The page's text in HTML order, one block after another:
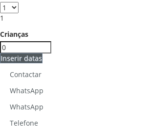
1
Crianças
Inserir datas
Contactar
WhatsApp
WhatsApp
Telefone